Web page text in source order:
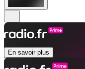
En savoir plus